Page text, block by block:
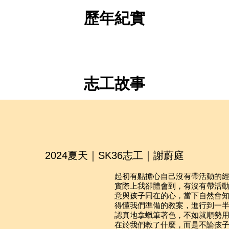
，或華航及斯里蘭卡航空
，可聯繫VYA臺北辦公室，VYA將協助轉達給帶團領隊
先學習為團隊服務，共同分工合作完成生活事務：如備餐備
歷年紀實
志工故事
2024夏天｜SK36志工｜謝蔚庭
起初有點擔⼼⾃⼰沒有帶活動的
實際上我卻體會到，有沒有帶活
意與孩⼦同在的⼼ ，當下⾃然會
得懂我們準備的教案，進⾏到 ⼀
認真地拿蠟筆著⾊ ，不如就順勢⽤
在於我們教了什麼， ⽽是不論孩⼦